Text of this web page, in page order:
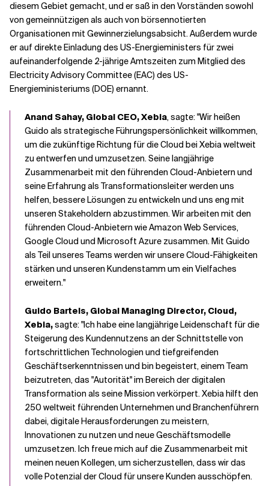
diesem Gebiet gemacht, und er saß in den Vorständen sowohl
von gemeinnützigen als auch von börsennotierten
Organisationen mit Gewinnerzielungsabsicht. Außerdem wurde
er auf direkte Einladung des US-Energieministers für zwei
aufeinanderfolgende 2-jährige Amtszeiten zum Mitglied des
Electricity Advisory Committee (EAC) des US-
Energieministeriums (DOE) ernannt.
Anand Sahay, Global CEO, Xebia, sagte: "Wir heißen
Guido als strategische Führungspersönlichkeit willkommen,
um die zukünftige Richtung für die Cloud bei Xebia weltweit
zu entwerfen und umzusetzen. Seine langjährige
Zusammenarbeit mit den führenden Cloud-Anbietern und
seine Erfahrung als Transformationsleiter werden uns
helfen, bessere Lösungen zu entwickeln und uns eng mit
unseren Stakeholdern abzustimmen. Wir arbeiten mit den
führenden Cloud-Anbietern wie Amazon Web Services,
Google Cloud und Microsoft Azure zusammen. Mit Guido
als Teil unseres Teams werden wir unsere Cloud-Fähigkeiten
stärken und unseren Kundenstamm um ein Vielfaches
erweitern."
Guido Bartels, Global Managing Director, Cloud,
Xebia,sagte: "Ich habe eine langjährige Leidenschaft für die
Steigerung des Kundennutzens an der Schnittstelle von
fortschrittlichen Technologien und tiefgreifenden
Geschäftserkenntnissen und bin begeistert, einem Team
beizutreten, das "Autorität" im Bereich der digitalen
Transformation als seine Mission verkörpert. Xebia hilft den
250 weltweit führenden Unternehmen und Branchenführern
dabei, digitale Herausforderungen zu meistern,
Innovationen zu nutzen und neue Geschäftsmodelle
umzusetzen. Ich freue mich auf die Zusammenarbeit mit
meinen neuen Kollegen, um sicherzustellen, dass wir das
volle Potenzial der Cloud für unsere Kunden ausschöpfen.